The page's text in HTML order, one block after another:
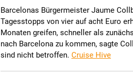
Barcelonas Bürgermeister Jaume
Tagesstopps von vier auf acht Euro
Monaten greifen, schneller als
nach Barcelona zu kommen, sagte
sind nicht betroffen. Cruise Hive